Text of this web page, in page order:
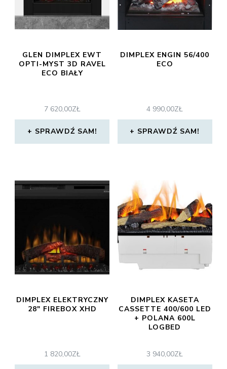
GLEN DIMPLEX EWT
OPTI-MYST 3D RAVEL
ECO BIAŁY
7 620,00ZŁ
SPRAWDŹ SAM!
DIMPLEX ENGIN 56/400
ECO
4 990,00ZŁ
SPRAWDŹ SAM!
DIMPLEX ELEKTRYCZNY
28″ FIREBOX XHD
1 820,00ZŁ
DIMPLEX KASETA
CASSETTE 400/600 LED
+ POLANA 600L
LOGBED
3 940,00ZŁ